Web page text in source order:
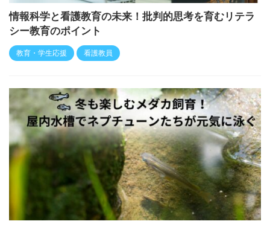
情報科学と看護教育の未来！批判的思考を育むリテラ
シー教育のポイント
教育・学生応援 看護教員